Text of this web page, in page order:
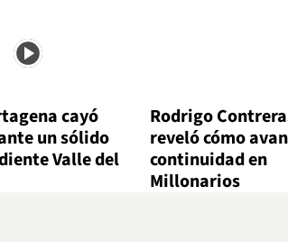
cayó
un sólido
Valle del
Rodrigo
reveló cómo
continuidad en
Millonarios